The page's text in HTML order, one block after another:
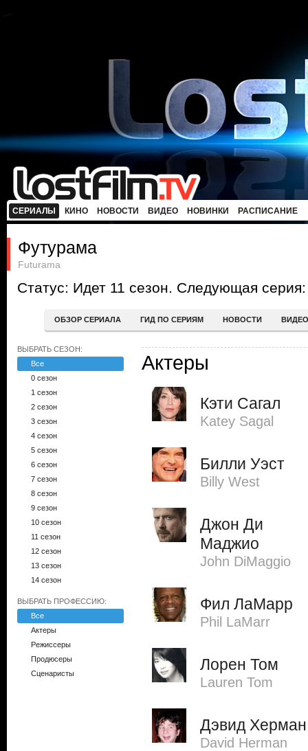
СЕРИАЛЫ КИНО НОВОСТИ ВИДЕО НОВИНКИ РАСПИСАНИЕ
Футурама
Futurama
Статус: Идет 11 сезон. Следующая серия:
ОБЗОР СЕРИАЛА ГИД ПО СЕРИЯМ НОВОСТИ ВИДЕО
ВЫБРАТЬ СЕЗОН:
Все
0 сезон
1 сезон
2 сезон
3 сезон
4 сезон
5 сезон
6 сезон
7 сезон
8 сезон
9 сезон
10 сезон
11 сезон
12 сезон
13 сезон
14 сезон
ВЫБРАТЬ ПРОФЕССИЮ:
Все
Актеры
Режиссеры
Продюсеры
Сценаристы
Актеры
Кэти Сагал
Katey Sagal
Билли Уэст
Billy West
Джон Ди
Маджио
John DiMaggio
Фил ЛаМарр
Phil LaMarr
Лорен Том
Lauren Tom
Дэвид Херман
David Herman